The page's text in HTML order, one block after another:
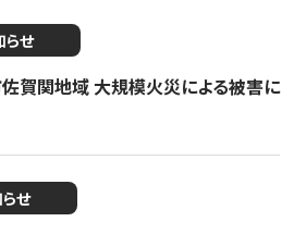
らせ
佐賀関地域 大規模火災による被害に
せ